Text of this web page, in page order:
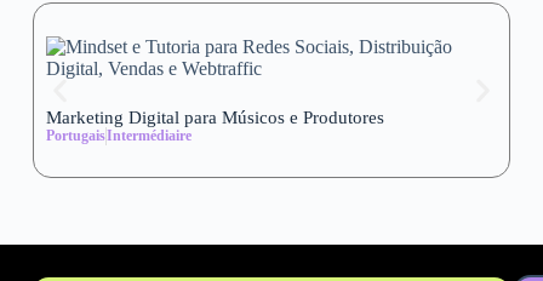
Marketing Digital para Músicos e Produtores
PortugaisIntermédiaire